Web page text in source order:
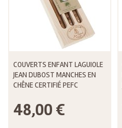
COUVERTS ENFANT LAGUIOLE
JEAN DUBOST MANCHES EN
CHÊNE CERTIFIÉ PEFC
48,00 €